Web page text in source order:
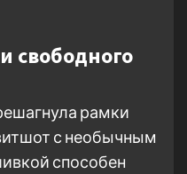
свободного
рамки
с необычным
способен